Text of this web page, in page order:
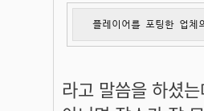
플레이어를 포팅한 업
라고 말씀을 하셨